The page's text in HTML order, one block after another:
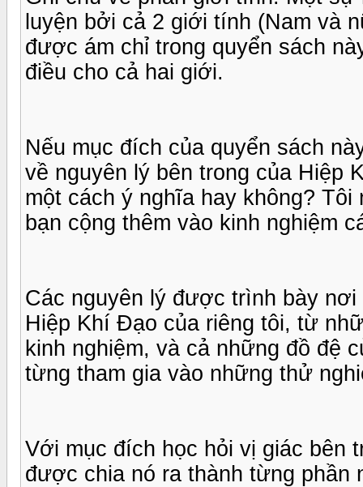
luyện bởi cả 2 giới tính (Nam và
được ám chỉ trong quyển sách
điều cho cả hai giới.
Nếu mục đích của quyển sách
về nguyên lý bên trong của Hiệp
một cách ý nghĩa hay không?
bạn cộng thêm vào kinh nghiệm
Các nguyên lý được trình bày
Hiệp Khí Đạo của riêng tôi, từ
kinh nghiệm, và cả những đồ đệ
từng tham gia vào những thử
Với mục đích học hỏi vị giác bên
được chia nó ra thành từng phần